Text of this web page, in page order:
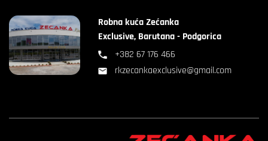
Robna kuća Zećanka
Exclusive, Barutana - Podgorica
+382 67 176 466
rkzecankaexclusive@gmail.com